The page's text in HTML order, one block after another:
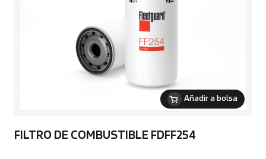
Añadir a bolsa
FILTRO DE COMBUSTIBLE FDFF254